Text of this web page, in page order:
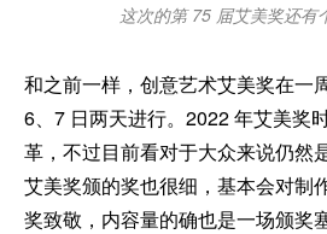
这次的第 75 届艾美奖还有
和之前一样，创意艺术艾美奖在一
6、7 日两天进行。2022 年艾美奖
革，不过目前看对于大众来说仍
艾美奖颁的奖也很细，基本会对制
奖致敬，内容量的确也是一场颁奖